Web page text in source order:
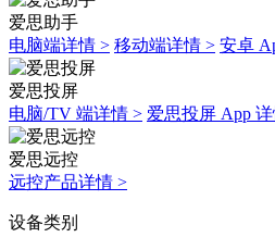
爱思助手
电脑端详情 > 移动端详情 > 安卓
爱思投屏
电脑/TV 端详情 > 爱思投屏 App
爱思远控
远控产品详情 >
设备类别